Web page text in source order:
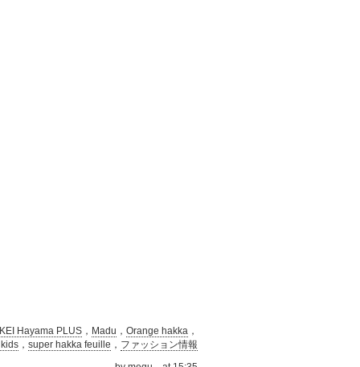
KEI Hayama PLUS ， Madu ， Orange hakka ，
， super hakka feuille ， ファッション情報